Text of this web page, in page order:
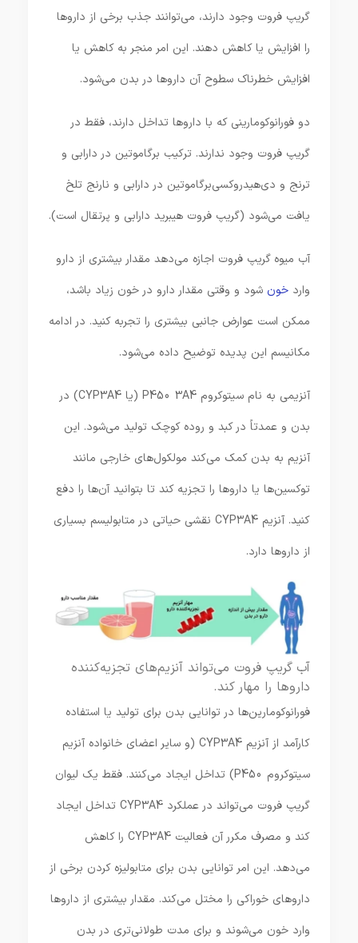
گریپ فروت وجود دارند، می‌توانند جذب برخی از داروها
را افزایش یا کاهش دهند. این امر منجر به کاهش یا
افزایش خطرناک سطوح آن داروها در بدن می‌شود.
دو فورانوکومارینی‌ که با داروها تداخل دارند، فقط در
گریپ فروت وجود ندارند. ترکیب برگاموتین در دارابی و
ترنج و دی‌هیدروکسی‌برگاموتین در دارابی و نارنج تلخ
یافت می‌شود (گریپ فروت هیبرید دارابی و پرتقال است).
آب میوه گریپ فروت اجازه می‌دهد مقدار بیشتری از دارو
وارد خون شود و وقتی مقدار دارو در خون زیاد باشد،
ممکن است عوارض جانبی بیشتری را تجربه کنید. در ادامه
مکانیسم این پدیده توضیح داده می‌شود.
آنزیمی به نام سیتوکروم P450 3A4 (یا CYP3A4) در
بدن و عمدتاً در کبد و روده کوچک تولید می‌شود. این
آنزیم به بدن کمک می‌کند مولکول‌های خارجی مانند
توکسین‌ها یا داروها را تجزیه کند تا بتوانید آن‌ها را دفع
کنید. آنزیم CYP3A4 نقشی حیاتی در متابولیسم بسیاری
از داروها دارد.
آب گریپ فروت می‌تواند آنزیم‌های تجزیه‌کننده
داروها را مهار کند.
فورانوکومارین‌ها در توانایی بدن برای تولید یا استفاده
کارآمد از آنزیم CYP3A4 (و سایر اعضای خانواده آنزیم
سیتوکروم P450) تداخل ایجاد می‌کنند. فقط یک لیوان
گریپ فروت می‌تواند در عملکرد CYP3A4 تداخل ایجاد
کند و مصرف مکرر آن فعالیت CYP3A4 را کاهش
می‌دهد. این امر توانایی بدن برای متابولیزه کردن برخی از
داروهای خوراکی را مختل می‌کند. مقدار بیشتری از داروها
وارد خون می‌شوند و برای مدت طولانی‌تری در بدن